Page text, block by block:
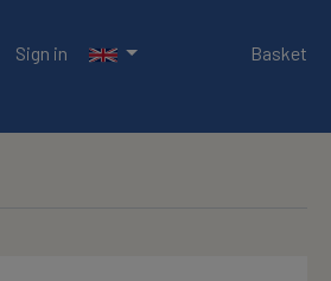
Sign in
Basket